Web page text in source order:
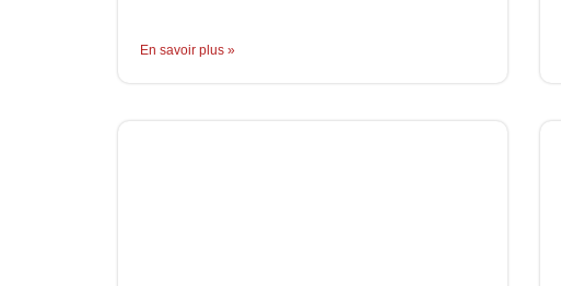
En savoir plus »